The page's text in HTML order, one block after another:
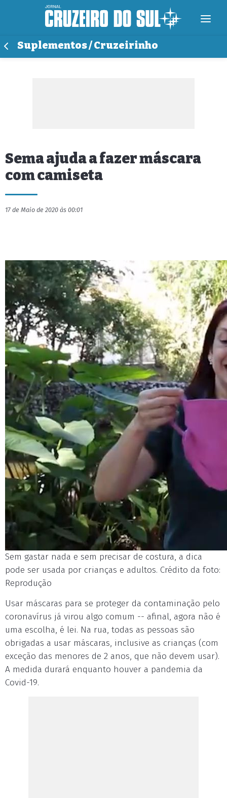
Suplementos / Cruzeirinho
Sema ajuda a fazer máscara
com camiseta
17 de Maio de 2020 às 00:01
Sem gastar nada e sem precisar de costura, a dica
pode ser usada por crianças e adultos. Crédito da foto:
Reprodução
Usar máscaras para se proteger da contaminação pelo
coronavírus já virou algo comum -- afinal, agora não é
uma escolha, é lei. Na rua, todas as pessoas são
obrigadas a usar máscaras, inclusive as crianças (com
exceção das menores de 2 anos, que não devem usar).
A medida durará enquanto houver a pandemia da
Covid-19.